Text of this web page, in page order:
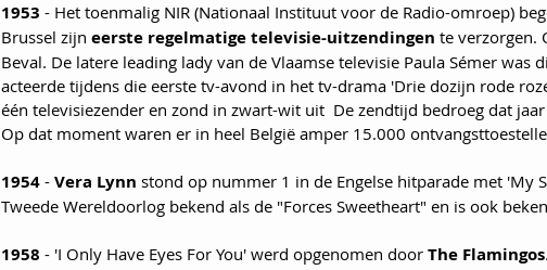
1953 - Het toenmalig NIR (Nationaal Instituut voor de Radio-omroep)
Brussel zijn eerste regelmatige televisie-uitzendingen te verzorgen.
Beval. De latere leading lady van de Vlaamse televisie Paula Sémer was
acteerde tijdens die eerste tv-avond in het tv-drama 'Drie dozijn rode
één televisiezender en zond in zwart-wit uit  De zendtijd bedroeg dat
Op dat moment waren er in heel België amper 15.000
1954 - Vera Lynn stond op nummer 1 in de Engelse hitparade met 'My
Tweede Wereldoorlog bekend als de "Forces Sweetheart" en is ook
1958 - 'I Only Have Eyes For You' werd opgenomen door The Flamingos